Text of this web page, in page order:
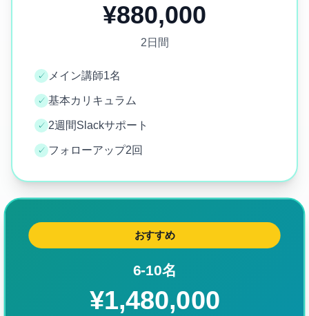
¥880,000
2日間
✓ メイン講師1名
✓ 基本カリキュラム
✓ 2週間Slackサポート
✓ フォローアップ2回
おすすめ
6-10名
¥1,480,000